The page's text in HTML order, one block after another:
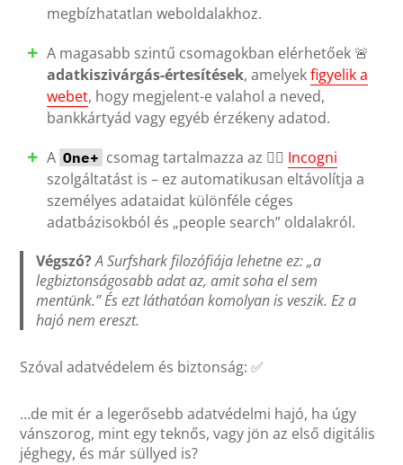
megbízhatatlan weboldalakhoz.
A magasabb szintű csomagokban elérhetőek 🚨
adatkiszivárgás-értesítések, amelyekfigyelik a
webet, hogy megjelent-e valahol a neved,
bankkártyád vagy egyéb érzékeny adatod.
A One+ csomag tartalmazza az 🕵️‍♀️ Incogni
szolgáltatást is – ez automatikusan eltávolítja a
személyes adataidat különféle céges
adatbázisokból és „people search” oldalakról.
Végszó?A Surfshark filozófiája lehetne ez: „a
legbiztonságosabb adat az, amit soha el sem
mentünk.” És ezt láthatóan komolyan is veszik. Ez a
hajó nem ereszt.
Szóval adatvédelem és biztonság: ✅
…de mit ér a legerősebb adatvédelmi hajó, ha úgy
vánszorog, mint egy teknős, vagy jön az első digitális
jéghegy, és már süllyed is?